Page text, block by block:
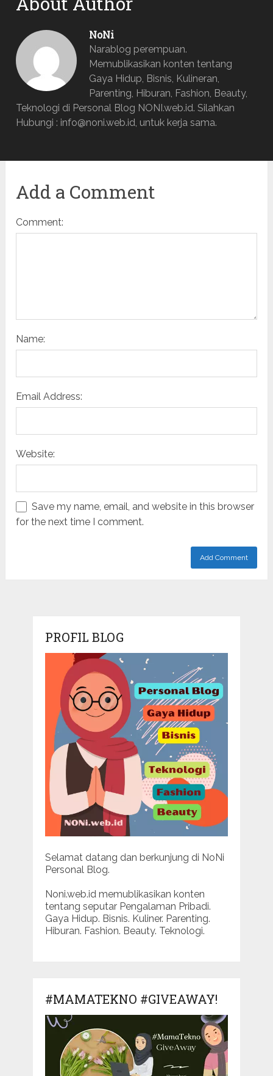
NoNi
Narablog perempuan.
Memublikasikan konten tentang
Gaya Hidup, Bisnis, Kulineran,
Parenting, Hiburan, Fashion, Beauty,
Teknologi di Personal Blog NONI.web.id. Silahkan
Hubungi : info@noni.web.id, untuk kerja sama.
Add a Comment
Comment:
Name:
Email Address:
Website:
Save my name, email, and website in this browser
for the next time I comment.
PROFIL BLOG
Selamat datang dan berkunjung di NoNi
Personal Blog.
Noni.web.id memublikasikan konten
tentang seputar Pengalaman Pribadi.
Gaya Hidup. Bisnis. Kuliner. Parenting.
Hiburan. Fashion. Beauty. Teknologi.
#MAMATEKNO #GIVEAWAY!